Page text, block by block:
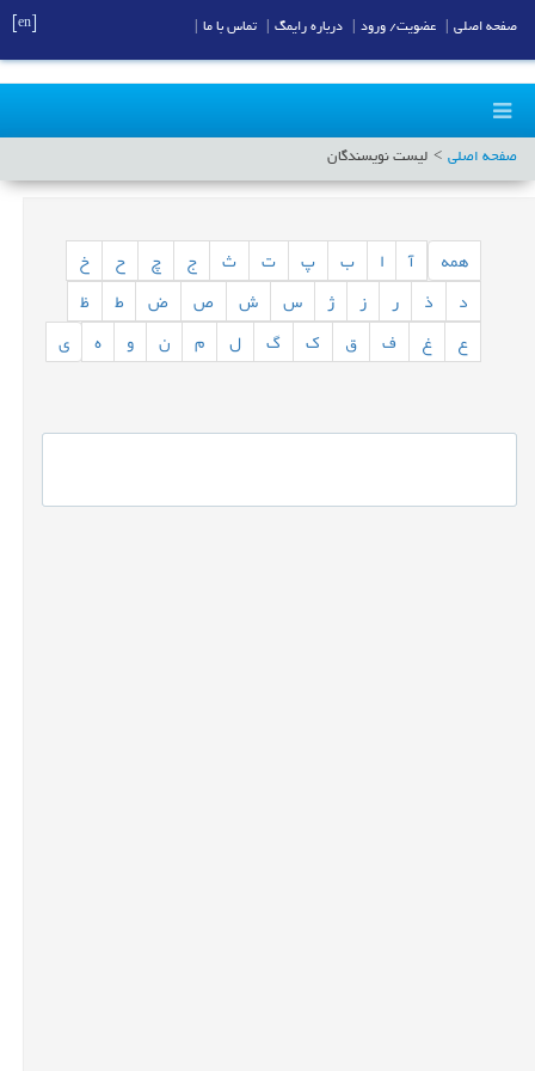
صفحه اصلی لیست نویسندگان
همه ب پ ت ث ج چ ح
خ
د
ذ ر ز ژ س ش ص ض ط
ظ
ع
غ ف ق ک گ ل م ن و ه ی
صفحه اصلی عضویت/ ورود درباره رایمگ تماس با ما